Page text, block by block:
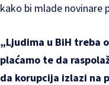
kako bi mlade novinare
„Ljudima u BiH treba
plaćamo te da
da korupcija izlazi na